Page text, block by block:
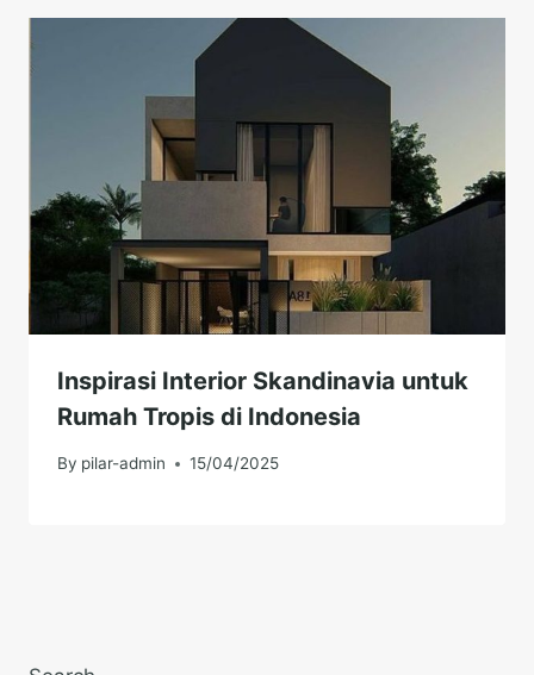
Inspirasi Interior Skandinavia untuk
Rumah Tropis di Indonesia
By pilar-admin 15/04/2025